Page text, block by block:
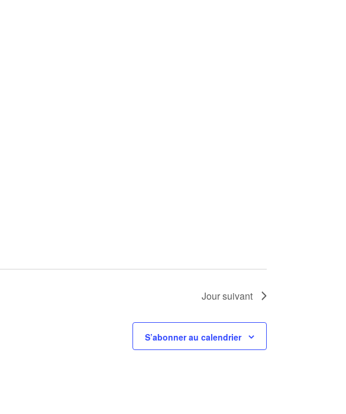
Jour suivant
S’abonner au calendrier